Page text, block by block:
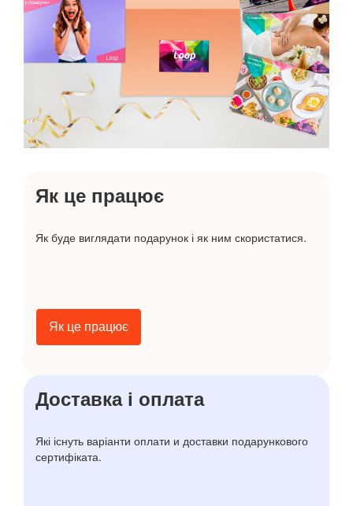
Як це працює
Як буде виглядати подарунок і як ним скористатися.
Як це працює
Доставка і оплата
Які існуть варіанти оплати и доставки подарункового
сертифіката.